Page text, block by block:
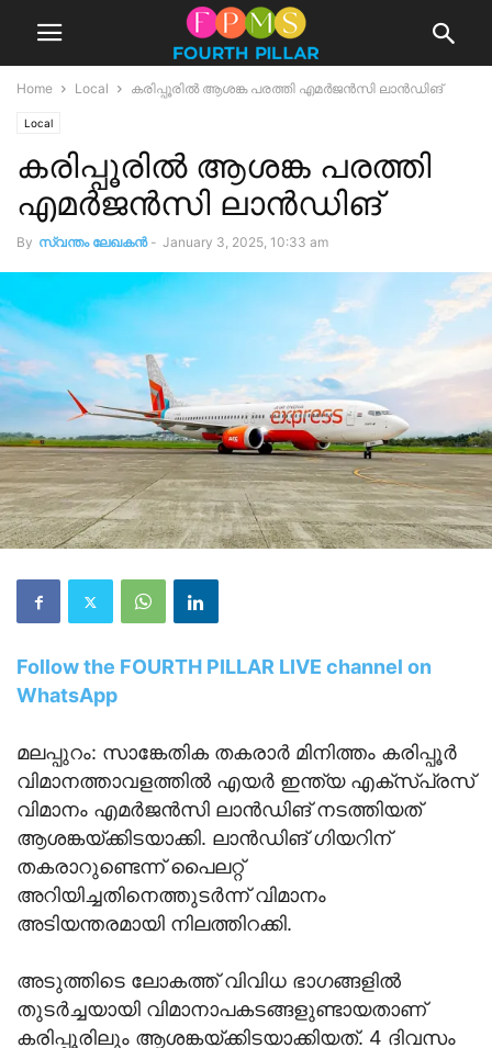
Home Local കരിപ്പൂരിൽ ആശങ്ക പരത്തി എമർജൻസി ലാൻഡിങ്
Local
കരിപ്പൂരിൽ ആശങ്ക പരത്തി
എമർജൻസി ലാൻഡിങ്
By സ്വന്തം ലേഖകന്‍ - January 3, 2025, 10:33 am
Follow the FOURTH PILLAR LIVE channel on
WhatsApp
മലപ്പുറം: സാങ്കേതിക തകരാർ മിനിത്തം കരിപ്പൂർ
വിമാനത്താവളത്തിൽ എയർ ഇന്ത്യ എക്സ്പ്രസ്
വിമാനം എമർജൻസി ലാൻഡിങ് നടത്തിയത്
ആശങ്കയ്ക്കിടയാക്കി. ലാൻഡിങ് ഗിയറിന്
തകരാറുണ്ടെന്ന് പൈലറ്റ്
അറിയിച്ചതിനെത്തുടര്‍ന്ന് വിമാനം
അടിയന്തരമായി നിലത്തിറക്കി.
അടുത്തിടെ ലോകത്ത് വിവിധ ഭാഗങ്ങളിൽ
തുടർച്ചയായി വിമാനാപകടങ്ങളുണ്ടായതാണ്
കരിപ്പൂരിലും ആശങ്കയ്ക്കിടയാക്കിയത്. 4 ദിവസം